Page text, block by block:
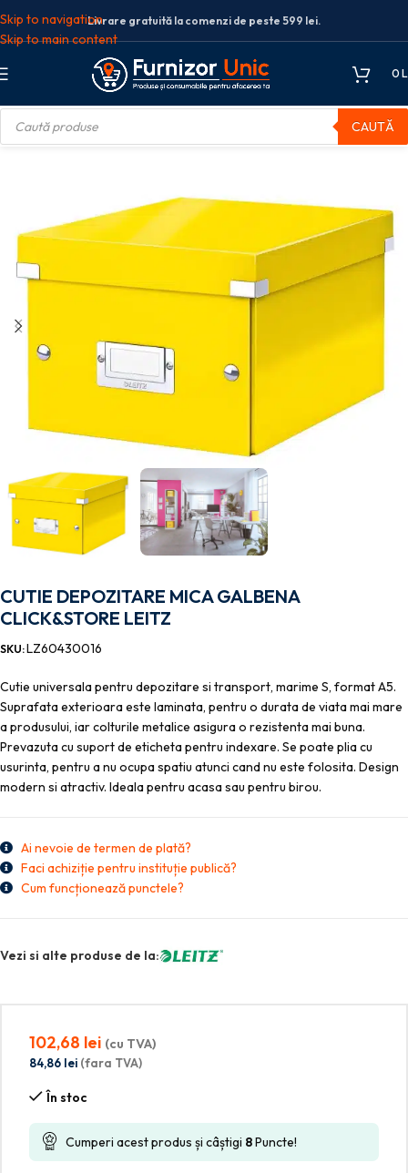
Skip to navigation
Skip to main content
Livrare gratuită la comenzi de peste 599 lei.
0
CAUTĂ
arhivare
CUTIE DEPOZITARE MICA GALBENA
CLICK&STORE LEITZ
SKU:LZ60430016
Cutie universala pentru depozitare si transport, marime S, format A5.
Suprafata exterioara este laminata, pentru o durata de viata mai mare
a produsului, iar colturile metalice asigura o rezistenta mai buna.
Prevazuta cu suport de eticheta pentru indexare. Se poate plia cu
usurinta, pentru a nu ocupa spatiu atunci cand nu este folosita. Design
modern si atractiv. Ideala pentru acasa sau pentru birou.
Ai nevoie de termen de plată?
Faci achiziție pentru instituție publică?
Cum funcționează punctele?
Vezi si alte produse de la:
102,68 lei (cu TVA)
84,86 lei (fara TVA)
În stoc
Cumperi acest produs și câștigi 8Puncte!